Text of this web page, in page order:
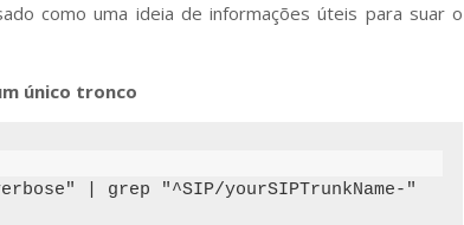
como uma ideia de informações úteis para suar o
único tronco
| grep "^SIP/yourSIPTrunkName-"